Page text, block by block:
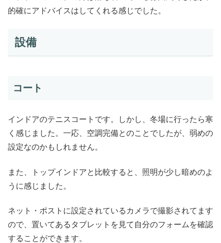
的確にアドバイスはしてくれる感じでした。
設備
コート
インドアのテニスコートです。しかし、冬場に行ったら寒
く感じました。一応、空調完備とのことでしたが、弱めの
設定なのかもしれません。
また、トップインドアと比較すると、照明が少し暗めのよ
うに感じました。
ネット・ポストに設定されているカメラで撮影されてます
ので、置いてあるタブレットを見て自分のフォームを確認
することができます。